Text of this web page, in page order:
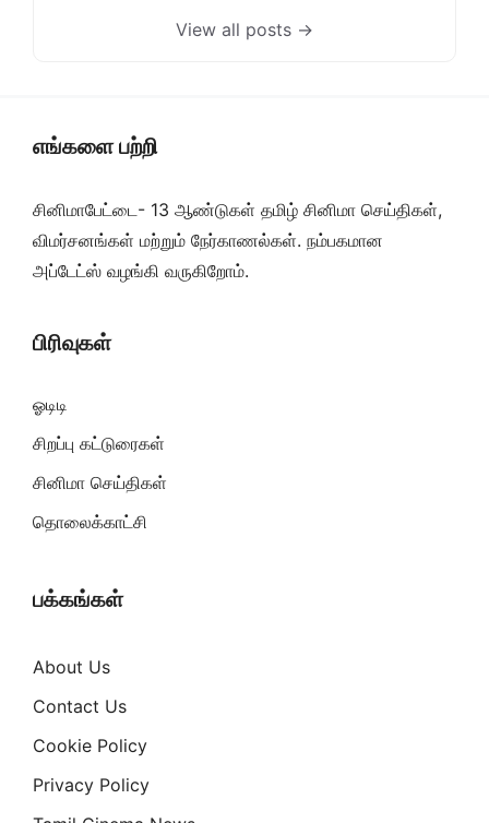
View all posts →
எங்களை பற்றி
சினிமாபேட்டை- 13 ஆண்டுகள் தமிழ் சினிமா செய்திகள்,
விமர்சனங்கள் மற்றும் நேர்காணல்கள். நம்பகமான
அப்டேட்ஸ் வழங்கி வருகிறோம்.
பிரிவுகள்
ஓடிடி
சிறப்பு கட்டுரைகள்
சினிமா செய்திகள்
தொலைக்காட்சி
பக்கங்கள்
About Us
Contact Us
Cookie Policy
Privacy Policy